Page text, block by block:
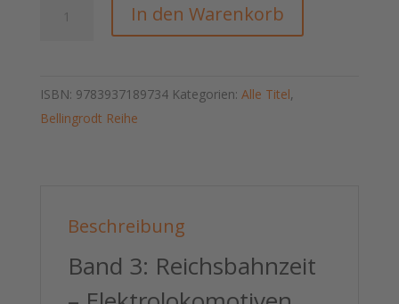
Bellingrodt
fotografische
Werk,
In den Warenkorb
ISBN: 9783937189734 Kategorien: Alle Titel,
Bellingrodt Reihe
Beschreibung
Band 3: Reichsbahnzeit